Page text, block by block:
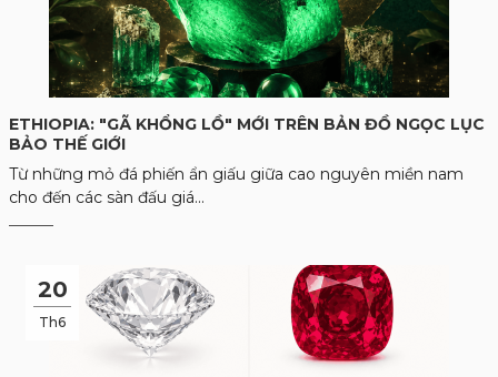
ETHIOPIA: "GÃ KHỔNG LỒ" MỚI TRÊN BẢN ĐỒ NGỌC LỤC
BẢO THẾ GIỚI
Từ những mỏ đá phiến ẩn giấu giữa cao nguyên miền nam
cho đến các sàn đấu giá...
20
Th6